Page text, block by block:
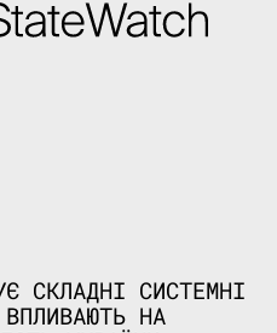
СКЛАДНІ СИСТЕМНІ
НА